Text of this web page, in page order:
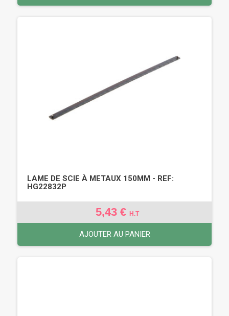
LAME DE SCIE À METAUX 150MM - REF:
HG22832P
5,43 € H.T
AJOUTER AU PANIER